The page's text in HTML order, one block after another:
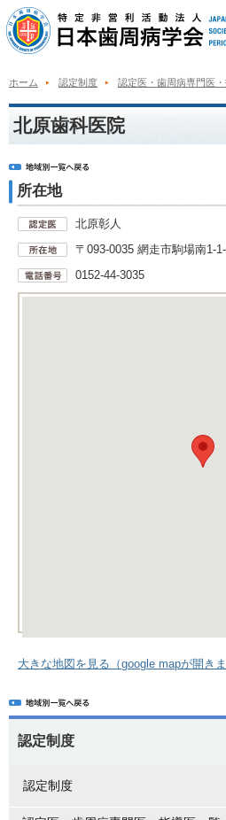
ホーム 認定制度 認定医・歯周病専門医
北原歯科医院
所在地
北原彰人
〒093-0035 網走市駒場南1-
0152-44-3035
大きな地図を見る（google mapが開きま
認定制度
認定制度